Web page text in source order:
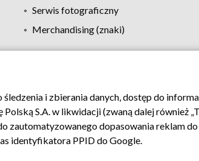
Serwis fotograficzny
Merchandising (znaki)
Biuro reklamy Kontakt
i zbierania danych, dostęp do
S.A. w likwidacji (zwaną dalej również
zautomatyzowanego dopasowania reklam
identyfikatora PPID do Google.